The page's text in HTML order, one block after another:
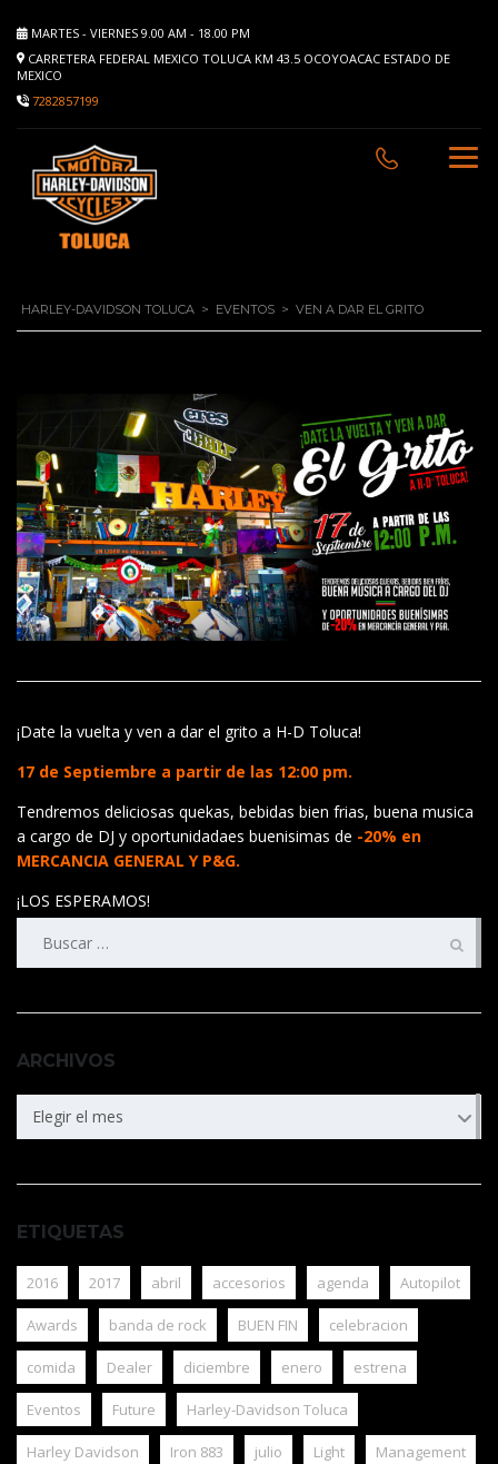
MARTES - VIERNES 9.00 AM - 18.00 PM
CARRETERA FEDERAL MEXICO TOLUCA KM 43.5 OCOYOACAC ESTADO DE
MEXICO
7282857199
HARLEY-DAVIDSON TOLUCA > EVENTOS > VEN A DAR EL GRITO
¡Date la vuelta y ven a dar el grito a H-D Toluca!
17 de Septiembre a partir de las 12:00 pm.
Tendremos deliciosas quekas, bebidas bien frias, buena musica
a cargo de DJ y oportunidadaes buenisimas de -20% en
MERCANCIA GENERAL Y P&G.
¡LOS ESPERAMOS!
ARCHIVOS
ARCHIVOS
Elegir el mes
ETIQUETAS
2016 2017 abril accesorios agenda Autopilot
Awards banda de rock BUEN FIN celebracion
comida Dealer diciembre enero estrena
Eventos Future Harley-Davidson Toluca
Harley Davidson Iron 883 julio Light Management